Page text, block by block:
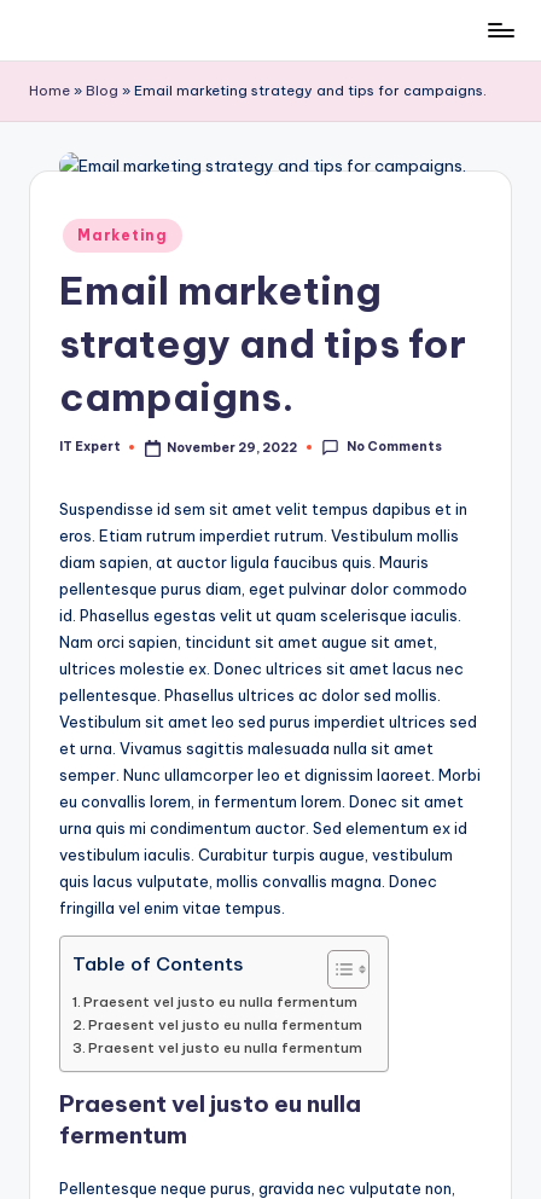
Home » Blog » Email marketing strategy and tips for campaigns.
Posted
in
Marketing
Email marketing
strategy and tips for
campaigns.
Posted
IT Expert November 29, 2022 No Comments
Suspendisse id sem sit amet velit tempus dapibus et in
eros. Etiam rutrum imperdiet rutrum. Vestibulum mollis
diam sapien, at auctor ligula faucibus quis. Mauris
pellentesque purus diam, eget pulvinar dolor commodo
id. Phasellus egestas velit ut quam scelerisque iaculis.
Nam orci sapien, tincidunt sit amet augue sit amet,
ultrices molestie ex. Donec ultrices sit amet lacus nec
pellentesque. Phasellus ultrices ac dolor sed mollis.
Vestibulum sit amet leo sed purus imperdiet ultrices sed
et urna. Vivamus sagittis malesuada nulla sit amet
semper. Nunc ullamcorper leo et dignissim laoreet. Morbi
eu convallis lorem, in fermentum lorem. Donec sit amet
urna quis mi condimentum auctor. Sed elementum ex id
vestibulum iaculis. Curabitur turpis augue, vestibulum
quis lacus vulputate, mollis convallis magna. Donec
fringilla vel enim vitae tempus.
Table of Contents
Praesent vel justo eu nulla fermentum
Praesent vel justo eu nulla fermentum
Praesent vel justo eu nulla fermentum
Praesent vel justo eu nulla
fermentum
Pellentesque neque purus, gravida nec vulputate non,